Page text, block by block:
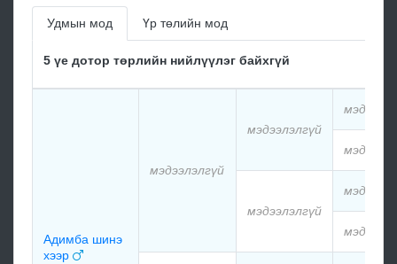
Удмын мод Үр төлийн мод
5 үе дотор төрлийн нийлүүлэг байхгүй
Адимба шинэ
хээр
мэдээлэлгүй
мэдээлэлгүй
мэдээлэлгүй